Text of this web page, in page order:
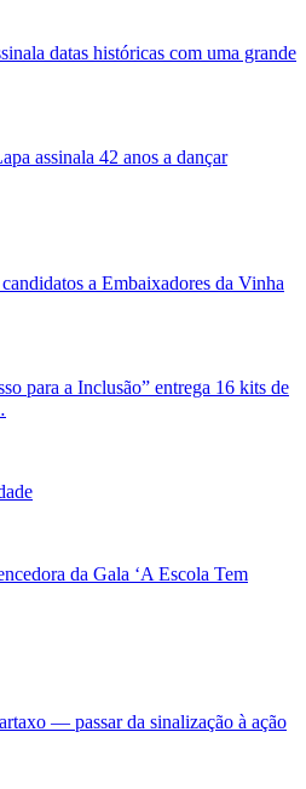
datas históricas com uma grande
assinala 42 anos a dançar
a Embaixadores da Vinha
para a Inclusão” entrega 16 kits de
da Gala ‘A Escola Tem
— passar da sinalização à ação